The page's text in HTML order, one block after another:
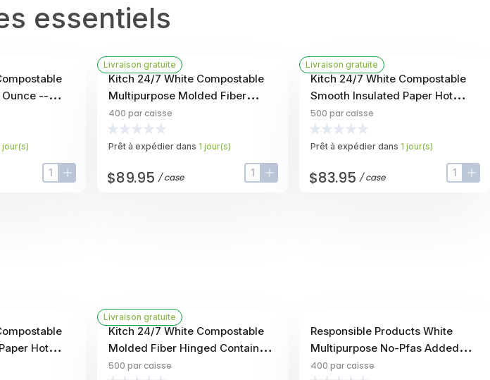
essentiels
Ounce --
jour(s)
input-labelbutton-plus
Livraison gratuite
Kitch 24/7 White Compostable
Multipurpose Molded Fiber
Bowl, 40 Ounce -- 400 Per Case
400 par caisse
Prêt à expédier dans 1 jour(s)
$89.95 /case input-labelbutton-plus
Livraison gratuite
Kitch 24/7 White Compostable
Smooth Insulated Paper Hot
Cup, 20 Ounce -- 500 Per Case
500 par caisse
Prêt à expédier dans 1 jour(s)
$83.95 /case input-
Hot
Per Case
Livraison gratuite
Kitch 24/7 White Compostable
Molded Fiber Hinged Container,
6 X 6 Inch -- 500 Per Case
500 par caisse
Responsible Products White
Multipurpose No-Pfas Added
Compostable Molded Fiber
400 par caisse